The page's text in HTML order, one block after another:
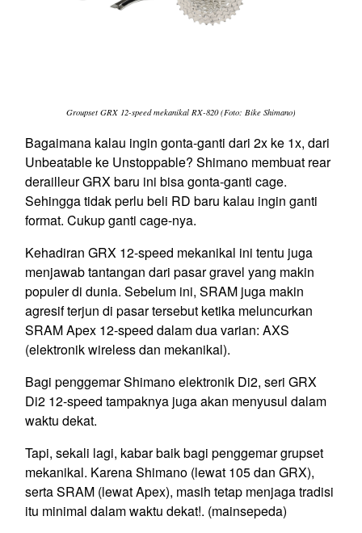
Groupset GRX 12-speed mekanikal RX-820 (Foto: Bike Shimano)
Bagaimana kalau ingin gonta-ganti dari 2x ke 1x, dari
Unbeatable ke Unstoppable? Shimano membuat rear
derailleur GRX baru ini bisa gonta-ganti cage.
Sehingga tidak perlu beli RD baru kalau ingin ganti
format. Cukup ganti cage-nya.
Kehadiran GRX 12-speed mekanikal ini tentu juga
menjawab tantangan dari pasar gravel yang makin
populer di dunia. Sebelum ini, SRAM juga makin
agresif terjun di pasar tersebut ketika meluncurkan
SRAM Apex 12-speed dalam dua varian: AXS
(elektronik wireless dan mekanikal).
Bagi penggemar Shimano elektronik Di2, seri GRX
Di2 12-speed tampaknya juga akan menyusul dalam
waktu dekat.
Tapi, sekali lagi, kabar baik bagi penggemar grupset
mekanikal. Karena Shimano (lewat 105 dan GRX),
serta SRAM (lewat Apex), masih tetap menjaga tradisi
itu minimal dalam waktu dekat!. (mainsepeda)